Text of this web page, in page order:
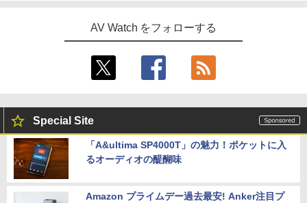
AV Watch をフォローする
Special Site
「A&ultima SP4000T」の魅力！ポケットに入
るオーディオの醍醐味
Amazon プライムデー過去最安! Anker注目プ